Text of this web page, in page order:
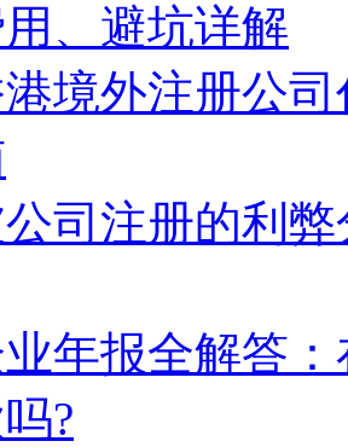
、避坑详解
境外注册公
司注册的利
年报全解答
?